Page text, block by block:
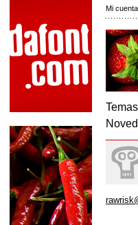
Mi cuenta
Temas